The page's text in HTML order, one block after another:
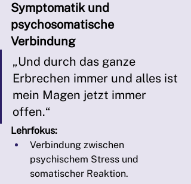
Symptomatik und
psychosomatische
Verbindung
„Und durch das ganze
Erbrechen immer und alles ist
mein Magen jetzt immer
offen.“
Lehrfokus:
Verbindung zwischen
psychischem Stress und
somatischer Reaktion.